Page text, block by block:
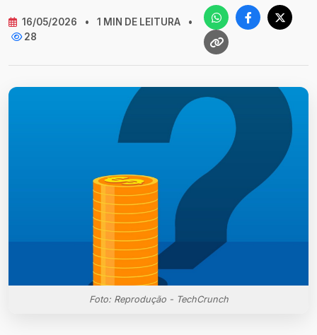
16/05/2026 • 1 MIN DE LEITURA
•
28
Foto: Reprodução - TechCrunch